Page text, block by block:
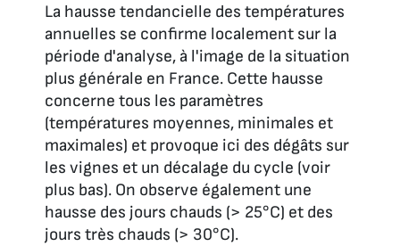
La hausse tendancielle des températures
annuelles se confirme localement sur la
période d'analyse, à l'image de la situation
plus générale en France. Cette hausse
concerne tous les paramètres
(températures moyennes, minimales et
maximales) et provoque ici des dégâts sur
les vignes et un décalage du cycle (voir
plus bas). On observe également une
hausse des jours chauds (> 25°C) et des
jours très chauds (> 30°C).